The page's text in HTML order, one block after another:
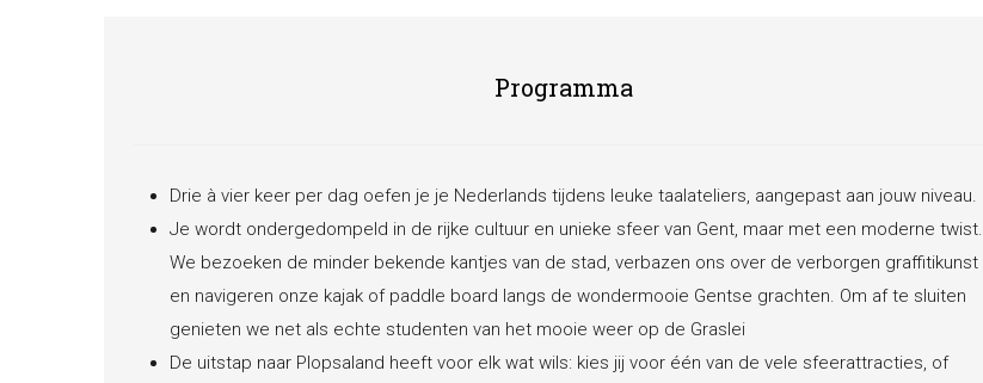
Programma
Drie à vier keer per dag oefen je je Nederlands tijdens leuke taalateliers, aangepast aan jouw niveau.
Je wordt ondergedompeld in de rijke cultuur en unieke sfeer van Gent, maar met een moderne twist.
We bezoeken de minder bekende kantjes van de stad, verbazen ons over de verborgen graffitikunst
en navigeren onze kajak of paddle board langs de wondermooie Gentse grachten. Om af te sluiten
genieten we net als echte studenten van het mooie weer op de Graslei
De uitstap naar Plopsaland heeft voor elk wat wils: kies jij voor één van de vele sfeerattracties, of